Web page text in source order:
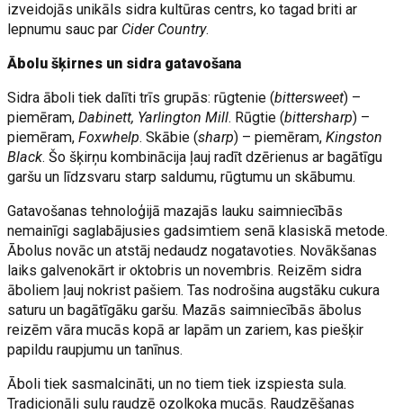
izveidojās unikāls sidra kultūras centrs, ko tagad briti ar
lepnumu sauc par Cider Country.
Ābolu šķirnes un sidra gatavošana
Sidra āboli tiek dalīti trīs grupās: rūgtenie (bittersweet) –
piemēram,Dabinett, Yarlington Mill. Rūgtie (bittersharp) –
piemēram,Foxwhelp. Skābie (sharp) – piemēram, Kingston
Black. Šo šķirņu kombinācija ļauj radīt dzērienus ar bagātīgu
garšu un līdzsvaru starp saldumu, rūgtumu un skābumu.
Gatavošanas tehnoloģijā mazajās lauku saimniecībās
nemainīgi saglabājusies gadsimtiem senā klasiskā metode.
Ābolus novāc un atstāj nedaudz nogatavoties. Novākšanas
laiks galvenokārt ir oktobris un novembris. Reizēm sidra
āboliem ļauj nokrist pašiem. Tas nodrošina augstāku cukura
saturu un bagātīgāku garšu. Mazās saimniecībās ābolus
reizēm vāra mucās kopā ar lapām un zariem, kas piešķir
papildu raupjumu un tanīnus.
Āboli tiek sasmalcināti, un no tiem tiek izspiesta sula.
Tradicionāli sulu raudzē ozolkoka mucās. Raudzēšanas